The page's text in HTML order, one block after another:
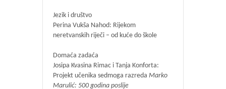
Jezik i društvo
Perina Vukša Nahod: Rijekom
neretvanskih riječi – od kuće do škole
Domaća zadaća
Josipa Kvasina Rimac i Tanja Konforta:
Projekt učenika sedmoga razreda Marko
Marulić: 500 godina poslije